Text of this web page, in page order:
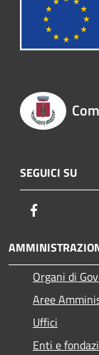
SEGUICI SU
Organi di
Aree
Uffici
Enti e